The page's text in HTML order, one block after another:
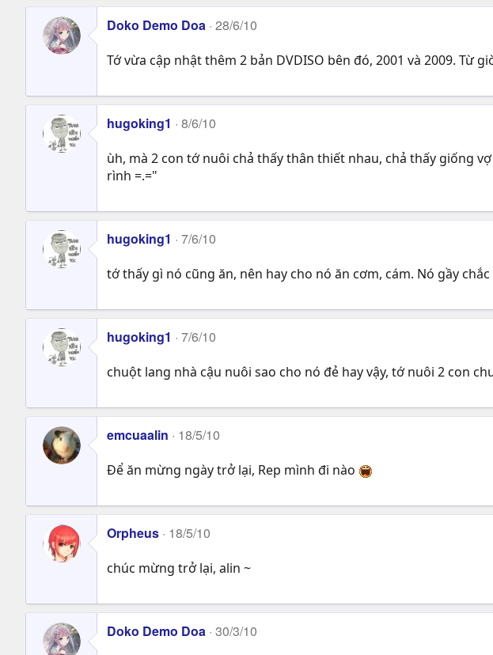
Doko Demo Doa 28/6/10
Tớ vừa cập nhật thêm 2 bản DVDISO bên đó, 2001 và 2009. Từ
hugoking1 8/6/10
ùh, mà 2 con tớ nuôi chả thấy thân thiết nhau, chả thấy giống
rình =.="
hugoking1 7/6/10
tớ thấy gì nó cũng ăn, nên hay cho nó ăn cơm, cám. Nó gầy
hugoking1 7/6/10
chuột lang nhà cậu nuôi sao cho nó đẻ hay vậy, tớ nuôi 2 con
emcuaalin 18/5/10
Để ăn mừng ngày trở lại, Rep mình đi nào
Orpheus 18/5/10
chúc mừng trở lại, alin ~
Doko Demo Doa 30/3/10